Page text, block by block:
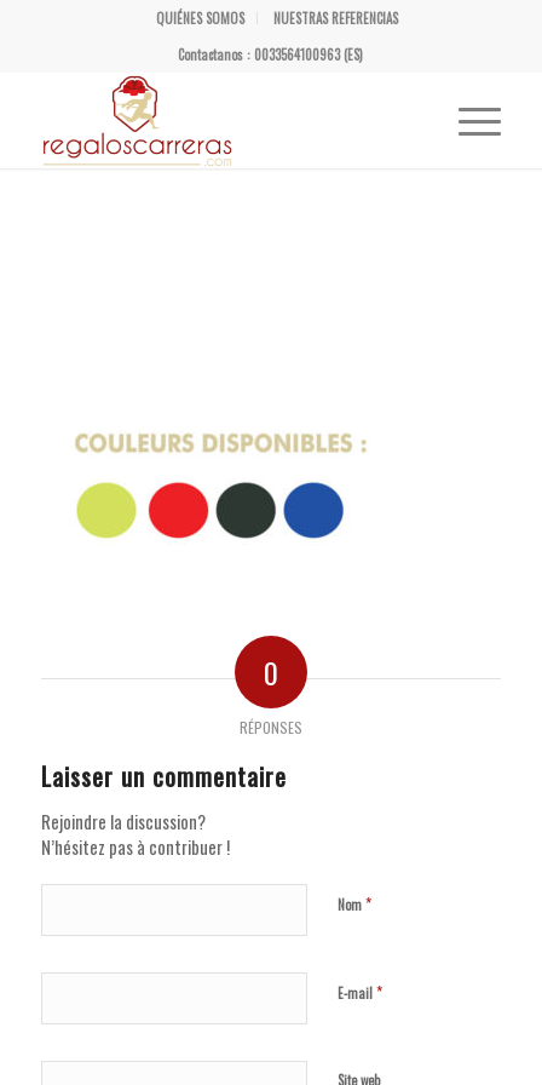
QUIÉNES SOMOS
NUESTRAS REFERENCIAS
Contactanos : 0033564100963 (ES)
0
RÉPONSES
Laisser un commentaire
Rejoindre la discussion?
N’hésitez pas à contribuer !
Nom*
E-mail*
Site web